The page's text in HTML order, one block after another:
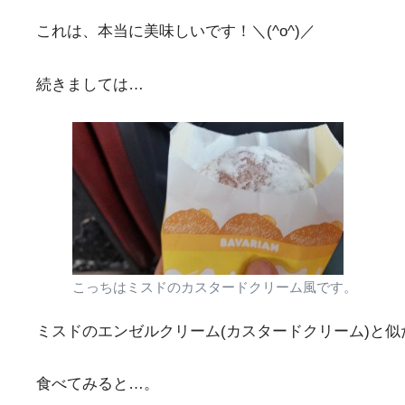
これは、本当に美味しいです！＼(^o^)／
続きましては…
こっちはミスドのカスタードクリーム風です。
ミスドのエンゼルクリーム(カスタードクリーム)と似
食べてみると…。